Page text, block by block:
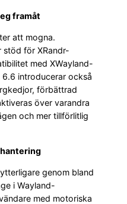
framåt
att mogna.
stöd för XRandr-
med XWayland-
6.6 introducerar också
förbättrad
över varandra
och mer tillförlitlig
genom bland
i Wayland-
med motoriska